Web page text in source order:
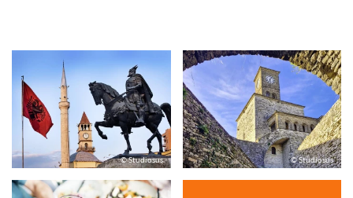
© Studiosus © Studiosus